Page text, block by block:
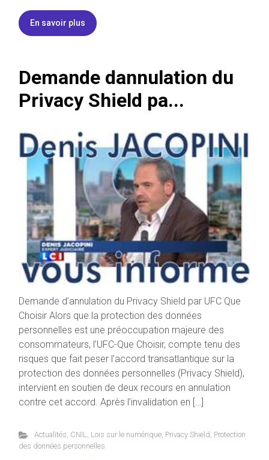
En savoir plus
Demande dannulation du
Privacy Shield pa...
Demande d’annulation du Privacy Shield par UFC Que
Choisir Alors que la protection des données
personnelles est une préoccupation majeure des
consommateurs, l’UFC-Que Choisir, compte tenu des
risques que fait peser l’accord transatlantique sur la
protection des données personnelles (Privacy Shield),
intervient en soutien de deux recours en annulation
contre cet accord. Après l’invalidation en […]
Actualités, CNIL, Lois sur le numérique, Privacy Shield, Protection
des données personnelles